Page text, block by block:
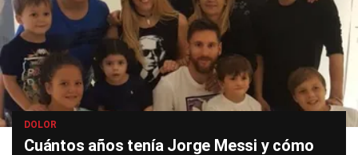
DOLOR
Cuántos años tenía Jorge Messi y cómo